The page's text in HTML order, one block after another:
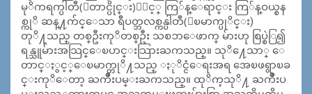
မုိကရက္ပါတီ(ေတာင္ပိုင္း)ႏွင့္ ကြ်န္ေရာင္း ကြ်န္ဝယ္စန
စ္ကုိ ဆန္႔က်င္ေသာ ရီပတ္ဘလစ္ကန္ပါတီ(ေၿမာက္ပုိင္း)
တုိ႔သည္ တစ္ဦးကုိတစ္ဦး သစၥာေဖာက္ မ်ားဟု စြပ္စဲြ၍
ရန္သူမ်ားအသြင္ေၿပာင္းသြားႀကသည္။ သုိ႔ေသာ္ ေ
တာင္ႏွင့္ေၿမာက္တုိ႔သည္ ႏုိင္ငံေရးအရ အေၿဖရွာၿခ
င္းကုိေတာ့ ႀကိဳးပမ္းႀကသည္။ ထုိက့သုိ႔ ႀကိဳးပ